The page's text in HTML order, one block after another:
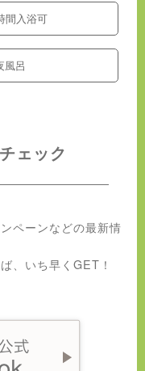
間入浴可
風呂
ェック
ペーンなどの最新情
、いち早くGET！